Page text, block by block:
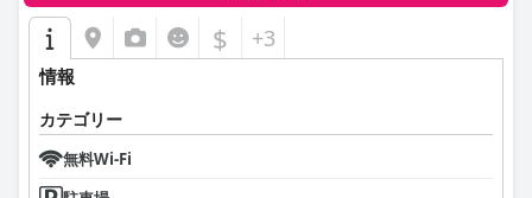
$ +3
情報
カテゴリー
無料Wi-Fi